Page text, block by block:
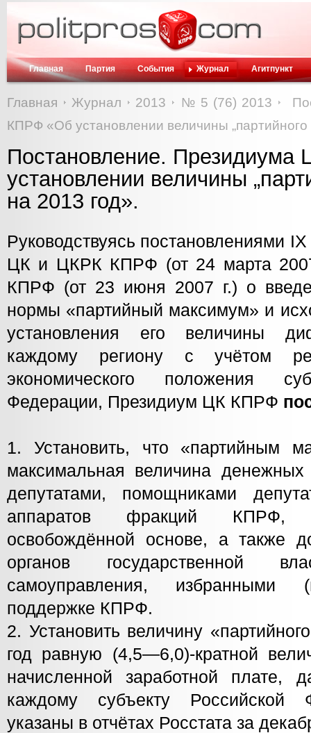
Главная Партия События Журнал Агитпункт
Главная Журнал 2013 № 5 (76) 2013
КПРФ «Об установлении величины
Постановление.
установлении величины
на 2013 год».
Руководствуясь постановлениями
ЦК и ЦКРК КПРФ (от 24 марта
КПРФ (от 23 июня 2007 г.) о
нормы «партийный максимум» и
установления его величины
каждому региону с учётом
экономического положения
Федерации, Президиум ЦК КПРФ
1. Установить, что «партийным
максимальная величина денежных
депутатами, помощниками
аппаратов фракций КПРФ,
освобождённой основе, а также
органов государственной
самоуправления, избранными
поддержке КПРФ.
2. Установить величину
год равную (4,5—6,0)-кратной
начисленной заработной плате,
каждому субъекту Российской
указаны в отчётах Росстата за